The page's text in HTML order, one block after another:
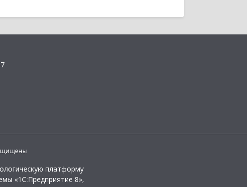
платформу
«1С:Предприятие 8»,